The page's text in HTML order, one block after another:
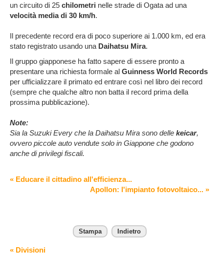
un circuito di 25 chilometri nelle strade di Ogata ad una
velocità media di 30 km/h.
Il precedente record era di poco superiore ai 1.000 km, ed era
stato registrato usando una Daihatsu Mira.
Il gruppo giapponese ha fatto sapere di essere pronto a
presentare una richiesta formale al Guinness World Records
per ufficializzare il primato ed entrare così nel libro dei record
(sempre che qualche altro non batta il record prima della
prossima pubblicazione).
Note:
Sia la Suzuki Every che la Daihatsu Mira sono delle keicar,
ovvero piccole auto vendute solo in Giappone che godono
anche di privilegi fiscali.
« Educare il cittadino all'efficienza...
Apollon: l'impianto fotovoltaico... »
Stampa Indietro
« Divisioni